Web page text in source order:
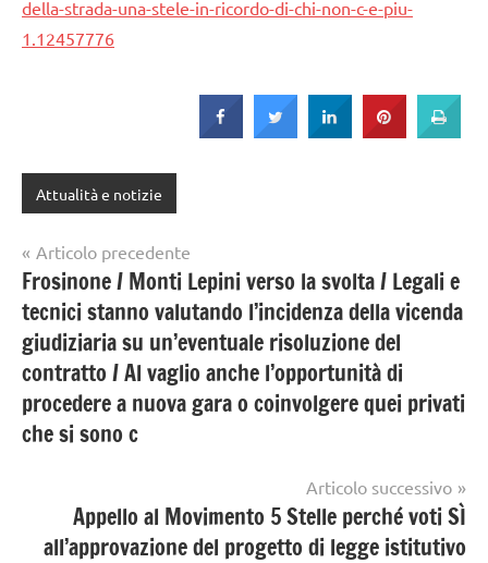
della-strada-una-stele-in-ricordo-di-chi-non-c-e-piu-
1.12457776
Attualità e notizie
Navigazione
articoli
Articolo precedente
Frosinone / Monti Lepini verso la svolta / Legali e
tecnici stanno valutando l’incidenza della vicenda
giudiziaria su un’eventuale risoluzione del
contratto / Al vaglio anche l’opportunità di
procedere a nuova gara o coinvolgere quei privati
che si sono c
Articolo successivo
Appello al Movimento 5 Stelle perché voti SÌ
all’approvazione del progetto di legge istitutivo